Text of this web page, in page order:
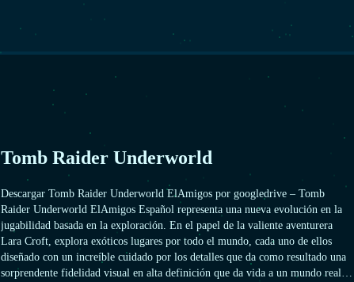
Tomb Raider Underworld
Descargar Tomb Raider Underworld ElAmigos por googledrive – Tomb
Raider Underworld ElAmigos Español representa una nueva evolución en la
jugabilidad basada en la exploración. En el papel de la valiente aventurera
Lara Croft, explora exóticos lugares por todo el mundo, cada uno de ellos
diseñado con un increíble cuidado por los detalles que da como resultado una
sorprendente fidelidad visual en alta definición que da vida a un mundo real